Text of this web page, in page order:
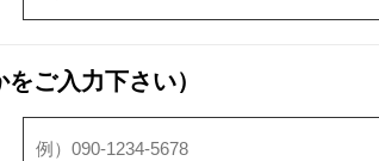
をご入力下さい）